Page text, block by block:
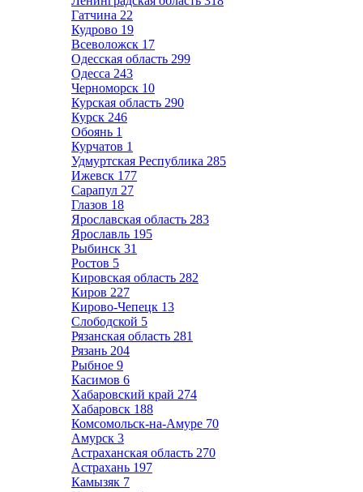
Гатчина 22
Кудрово 19
Всеволожск 17
Одесская область 299
Одесса 243
Черноморск 10
Курская область 290
Курск 246
Обоянь 1
Курчатов 1
Удмуртская Республика 285
Ижевск 177
Сарапул 27
Глазов 18
Ярославская область 283
Ярославль 195
Рыбинск 31
Ростов 5
Кировская область 282
Киров 227
Кирово-Чепецк 13
Слободской 5
Рязанская область 281
Рязань 204
Рыбное 9
Касимов 6
Хабаровский край 274
Хабаровск 188
Комсомольск-на-Амуре 70
Амурск 3
Астраханская область 270
Астрахань 197
Камызяк 7